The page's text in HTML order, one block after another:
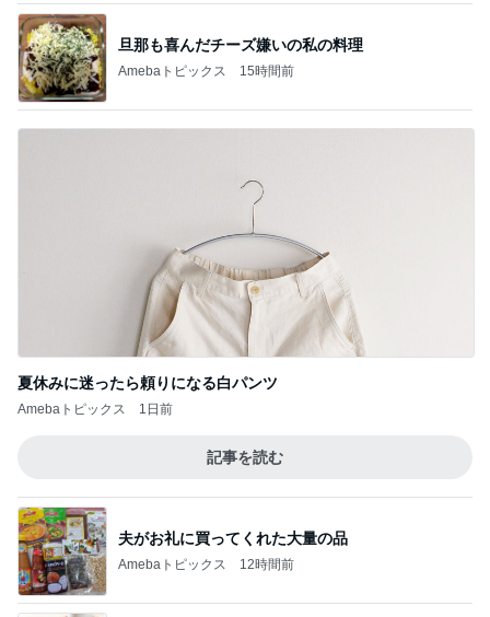
旦那も喜んだチーズ嫌いの私の料理
Amebaトピックス 15時間前
夏休みに迷ったら頼りになる白パンツ
Amebaトピックス 1日前
記事を読む
夫がお礼に買ってくれた大量の品
Amebaトピックス 12時間前